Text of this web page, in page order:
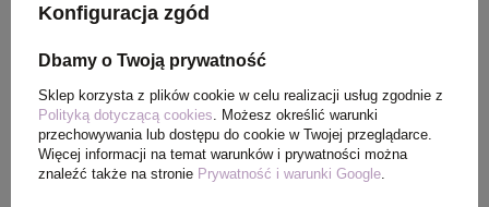
Kolor
PAKOWANIE
Wymiary
38 x 47 x 28 cm,38 x 60 x
Konfiguracja zgód
Dbamy o Twoją prywatność
Sklep korzysta z plików cookie w celu realizacji usług zgodnie z
Polityką dotyczącą cookies . Możesz określić warunki
przechowywania lub dostępu do cookie w Twojej przeglądarce.
Więcej informacji na temat warunków i prywatności można
znaleźć także na stronie Prywatność i warunki Google